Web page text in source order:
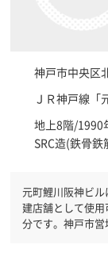
神戸市中央区
ＪＲ神戸線「
地上8階/1990
SRC造(鉄骨
元町鯉川阪神ビ
建店舗として使用可能です。 竣工1990
分です。神戸市